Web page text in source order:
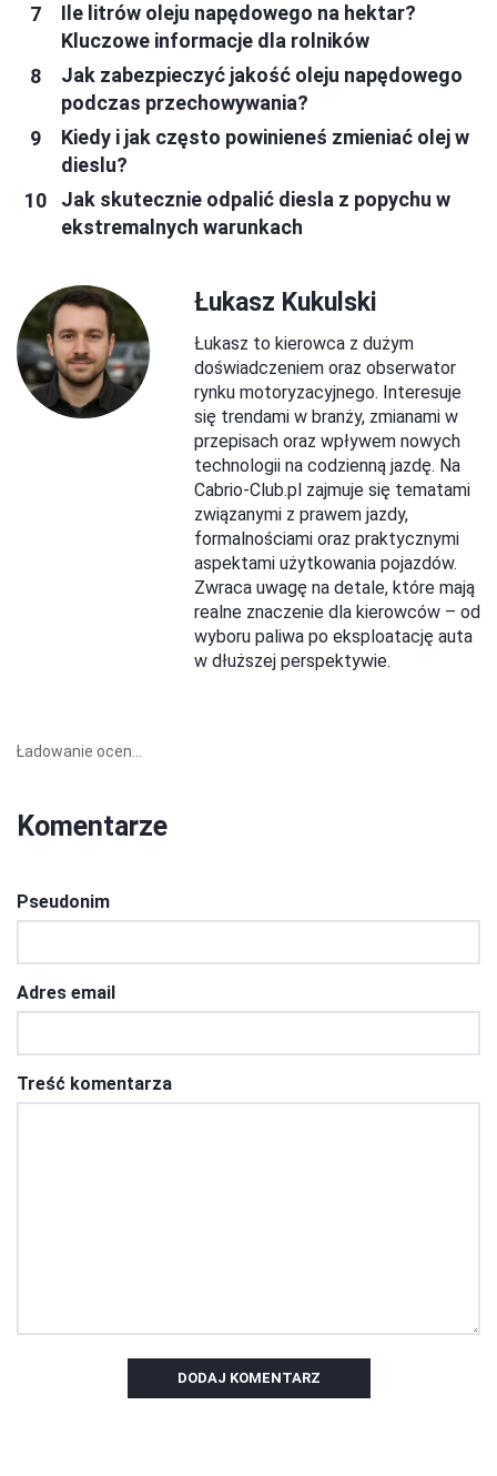
Ile litrów oleju napędowego na hektar?
Kluczowe informacje dla rolników
Jak zabezpieczyć jakość oleju napędowego
podczas przechowywania?
Kiedy i jak często powinieneś zmieniać olej w
dieslu?
Jak skutecznie odpalić diesla z popychu w
ekstremalnych warunkach
Łukasz Kukulski
Łukasz to kierowca z dużym
doświadczeniem oraz obserwator
rynku motoryzacyjnego. Interesuje
się trendami w branży, zmianami w
przepisach oraz wpływem nowych
technologii na codzienną jazdę. Na
Cabrio-Club.pl zajmuje się tematami
związanymi z prawem jazdy,
formalnościami oraz praktycznymi
aspektami użytkowania pojazdów.
Zwraca uwagę na detale, które mają
realne znaczenie dla kierowców – od
wyboru paliwa po eksploatację auta
w dłuższej perspektywie.
Ładowanie ocen...
Komentarze
Pseudonim
Adres email
Treść komentarza
DODAJ KOMENTARZ